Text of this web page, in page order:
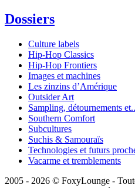
Dossiers
Culture labels
Hip-Hop Classics
Hip-Hop Frontiers
Images et machines
Les zinzins d’Amérique
Outsider Art
Sampling, détournements
Southern Comfort
Subcultures
Suchis & Samouraïs
Technologies et futurs
Vacarme et tremblements
2005 - 2026 © FoxyLounge -